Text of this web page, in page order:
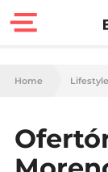
Home Lifestyle